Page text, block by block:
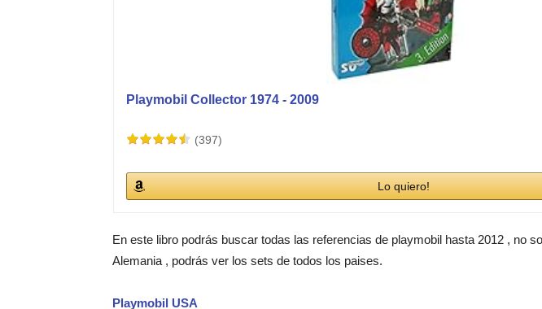
Playmobil Collector 1974 - 2009
(397)
Lo quiero!
En este libro podrás buscar todas las referencias de playmobil hasta 2012 , no
Alemania , podrás ver los sets de todos los paises.
Playmobil USA